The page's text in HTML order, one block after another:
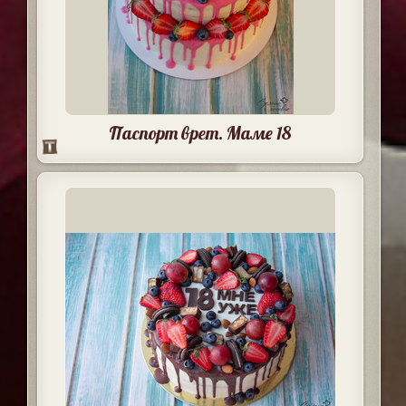
Паспорт врет. Маме 18